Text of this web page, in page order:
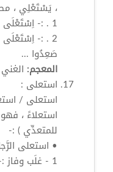
، يَسْتَعْلِي ،
1 . :-
اِسْتَعْلَى
2 . :-
اِسْتَعْلَى
صَعِدُوا ...
المعجم: الغني
استعلى :
استعلى /
استعلاءً ،
للمتعدِّي ) :-
• استعلى
1 - غلَب وفاز :- { وَقَدْ أَفْلَحَ الْيَوْمَ مَنِ